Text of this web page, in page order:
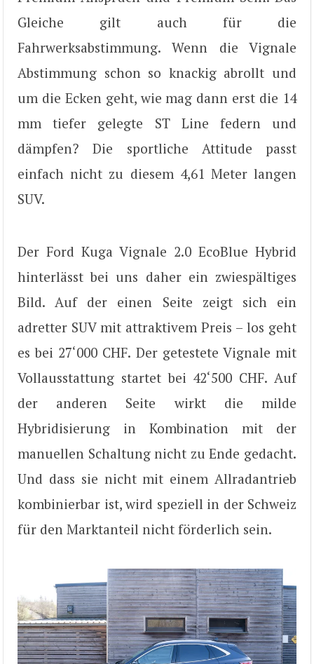
Gleiche gilt auch für die
Fahrwerksabstimmung. Wenn die Vignale
Abstimmung schon so knackig abrollt und
um die Ecken geht, wie mag dann erst die 14
mm tiefer gelegte ST Line federn und
dämpfen? Die sportliche Attitude passt
einfach nicht zu diesem 4,61 Meter langen
SUV.
Der Ford Kuga Vignale 2.0 EcoBlue Hybrid
hinterlässt bei uns daher ein zwiespältiges
Bild. Auf der einen Seite zeigt sich ein
adretter SUV mit attraktivem Preis – los geht
es bei 27‘000 CHF. Der getestete Vignale mit
Vollausstattung startet bei 42‘500 CHF. Auf
der anderen Seite wirkt die milde
Hybridisierung in Kombination mit der
manuellen Schaltung nicht zu Ende gedacht.
Und dass sie nicht mit einem Allradantrieb
kombinierbar ist, wird speziell in der Schweiz
für den Marktanteil nicht förderlich sein.